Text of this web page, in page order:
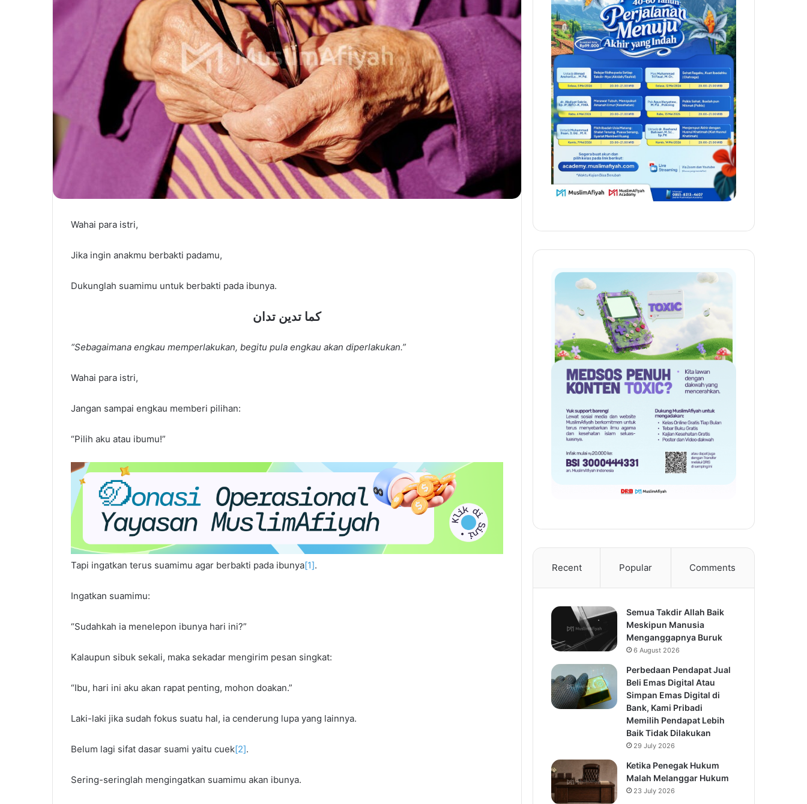
Wahai para istri,
Jika ingin anakmu berbakti padamu,
Dukunglah suamimu untuk berbakti pada ibunya.
كما تدين تدان
“Sebagaimana engkau memperlakukan, begitu pula engkau akan diperlakukan.”
Wahai para istri,
Jangan sampai engkau memberi pilihan:
“Pilih aku atau ibumu!”
Tapi ingatkan terus suamimu agar berbakti pada ibunya[1].
Ingatkan suamimu:
“Sudahkah ia menelepon ibunya hari ini?”
Kalaupun sibuk sekali, maka sekadar mengirim pesan singkat:
“Ibu, hari ini aku akan rapat penting, mohon doakan.”
Laki-laki jika sudah fokus suatu hal, ia cenderung lupa yang lainnya.
Belum lagi sifat dasar suami yaitu cuek[2].
Sering-seringlah mengingatkan suamimu akan ibunya.
Recent Popular Comments
Semua Takdir Allah Baik
Meskipun Manusia
Menganggapnya Buruk
6 August 2026
Perbedaan Pendapat Jual
Beli Emas Digital Atau
Simpan Emas Digital di
Bank, Kami Pribadi
Memilih Pendapat Lebih
Baik Tidak Dilakukan
29 July 2026
Ketika Penegak Hukum
Malah Melanggar Hukum
23 July 2026